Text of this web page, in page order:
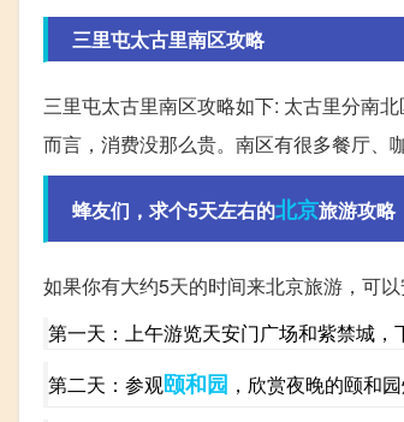
三里屯太古里南区攻略
三里屯太古里南区攻略如下: 太古里分南
而言，消费没那么贵。南区有很多餐厅、
蜂友们，求个5天左右的北京旅游攻略
如果你有大约5天的时间来北京旅游，可以
第一天：上午游览天安门广场和紫禁城，
第二天：参观颐和园 ，欣赏夜晚的颐和园